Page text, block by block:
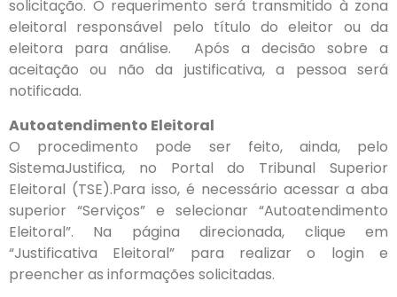
solicitação. O requerimento será transmitido à zona
eleitoral responsável pelo título do eleitor ou da
eleitora para análise. Após a decisão sobre a
aceitação ou não da justificativa, a pessoa será
notificada.
Autoatendimento Eleitoral
O procedimento pode ser feito, ainda, pelo
SistemaJustifica, no Portal do Tribunal Superior
Eleitoral (TSE).Para isso, é necessário acessar a aba
superior “Serviços” e selecionar “Autoatendimento
Eleitoral”. Na página direcionada, clique em
“Justificativa Eleitoral” para realizar o login e
preencher as informações solicitadas.